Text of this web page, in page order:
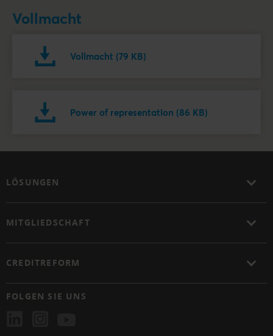
Vollmacht
Vollmacht (79 KB)
Power of representation (86 KB)
LÖSUNGEN
MITGLIEDSCHAFT
CREDITREFORM
FOLGEN SIE UNS